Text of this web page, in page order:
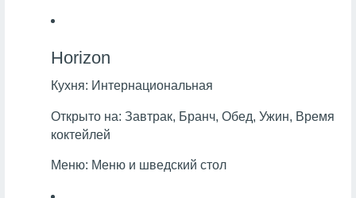
Horizon
Кухня: Интернациональная
Открыто на: Завтрак, Бранч, Обед, Ужин, Время
коктейлей
Меню: Меню и шведский стол